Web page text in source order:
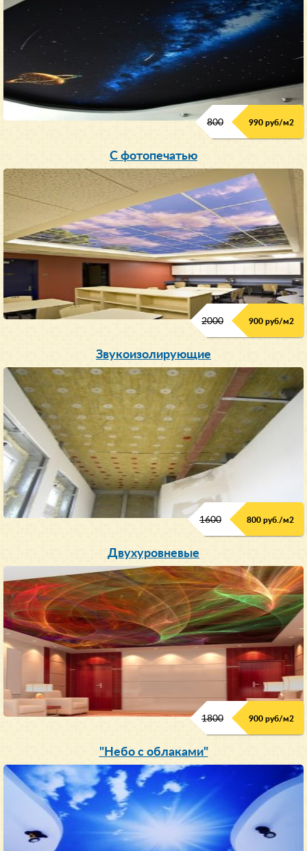
800 990 руб/м2
С фотопечатью
2000 900 руб/м2
Звукоизолирующие
1600 800 руб./м2
Двухуровневые
1800 900 руб/м2
"Небо с облаками"